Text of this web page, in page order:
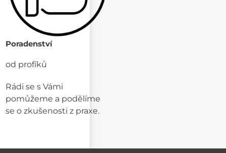
Poradenství
od profíků
Rádi se s Vámi
pomůžeme a podělíme
se o zkušenosti z praxe.